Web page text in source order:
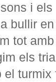
i
bullir
tot
els